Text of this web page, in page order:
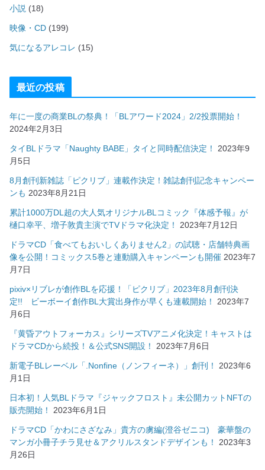
小説 (18)
映像・CD (199)
気になるアレコレ (15)
最近の投稿
年に一度の商業BLの祭典！「BLアワード2024」2/2投票開始！
2024年2月3日
タイBLドラマ「Naughty BABE」タイと同時配信決定！
2023年9
月5日
8月創刊新雑誌「ピクリブ」連載作決定！雑誌創刊記念キャンペー
ンも 2023年8月21日
累計1000万DL超の大人気オリジナルBLコミック『体感予報』が
樋口幸平、増子敦貴主演でTVドラマ化決定！
2023年7月12日
ドラマCD「食べてもおいしくありません2」の試聴・店舗特典画
像を公開！コミックス5巻と連動購入キャンペーンも開催 2023年7
月7日
pixiv×リブレが創作BLを応援！「ピクリブ」2023年8月創刊決
定!! ビーボーイ創作BL大賞出身作が早くも連載開始！
2023年7
月6日
『黄昏アウトフォーカス』シリーズTVアニメ化決定！キャストは
ドラマCDから続投！＆公式SNS開設！
2023年7月6日
新電子BLレーベル「.Nonfine（ノンフィーネ）」創刊！
2023年6
月1日
日本初！人気BLドラマ『ジャックフロスト』未公開カットNFTの
販売開始！
2023年6月1日
ドラマCD「かわにさざなみ」貴方の虜編(澄谷ゼニコ) 豪華盤の
マンガ小冊子チラ見せ＆アクリルスタンドデザインも！
2023年3
月26日